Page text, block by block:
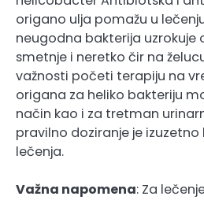
origano ulja pomažu u
neugodna bakterija uzrokuje
smetnje i neretko čir na
važnosti početi terapiju na
origana za heliko bakteriju
način kao i za tretman
pravilno doziranje je
lečenja.
Važna napomena: Za